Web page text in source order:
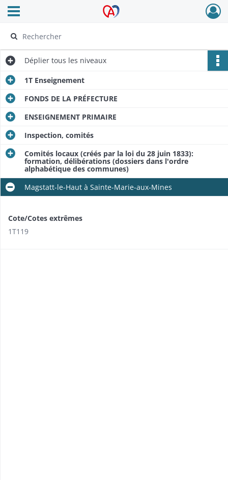
Archives Alsace - Colmar
Ouvrir le menu déroulant
Déplier tous les niveaux
1T Enseignement
FONDS DE LA PRÉFECTURE
ENSEIGNEMENT PRIMAIRE
Inspection, comités
Comités locaux (créés par la loi du 28 juin 1833):
formation, délibérations (dossiers dans l'ordre
alphabétique des communes)
Magstatt-le-Haut à Sainte-Marie-aux-Mines
Cote/Cotes extrêmes
1T119